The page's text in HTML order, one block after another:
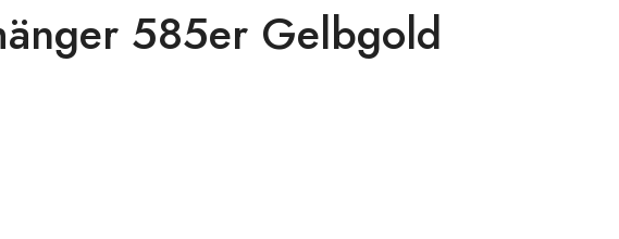
585er Gelbgold